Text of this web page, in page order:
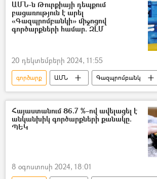
ԱՄՆ-ն Թուրքիայի դեպքում
բացառություն է արել
«Գազպրոմբանկի» միջոցով
գործարքների համար. ԶԼՄ
20 դեկտեմբերի 2024, 11:55
գործարք ԱՄՆ
Գազպրոմբանկ
«Գազպրոմ Արմենիա» ընկերություն
պատժամիջոցներ
Հայաստանում 86.7 %–ով ավելացել է
անկանխիկ գործարքների քանակը.
ՊԵԿ
8 օգոստոսի 2024, 18:01